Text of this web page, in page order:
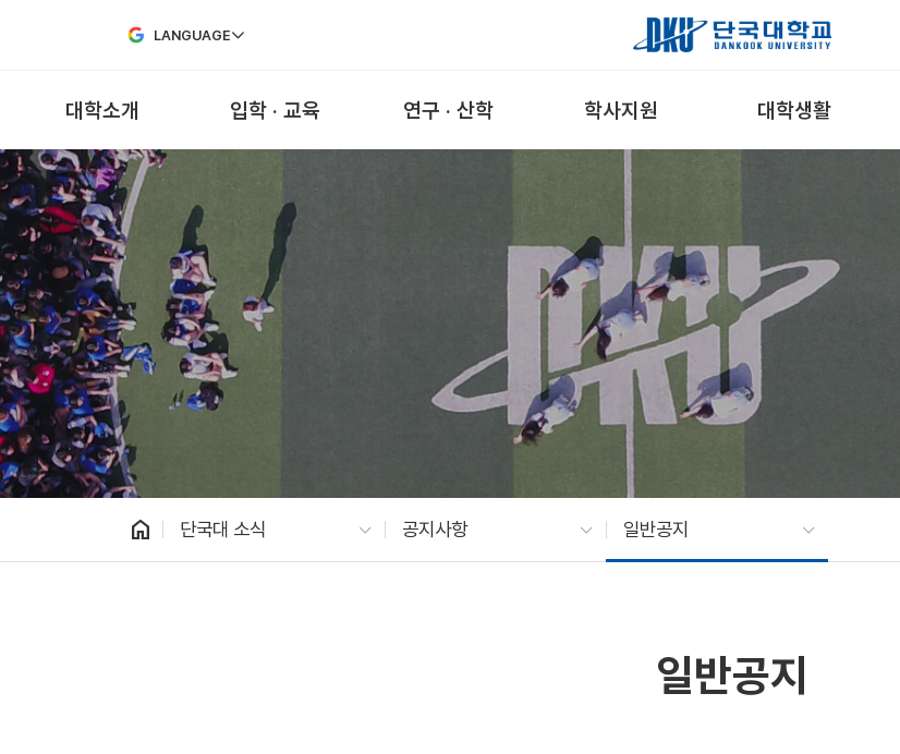
LANGUAGE
대학소개 입학 · 교육 연구 · 산학 학사지원 대학생활
home 단국대 소식 공지사항 일반공지
일반공지